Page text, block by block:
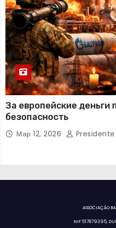
За европейские деньги
безопасность
Мар 12, 2026
ASSOCIAÇÃO
NIF:517879395,